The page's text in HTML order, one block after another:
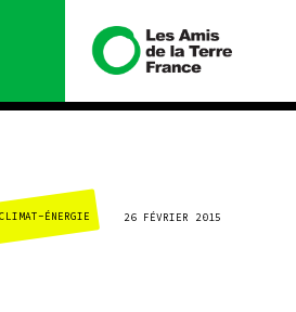
Nous
connaître
CLIMAT-ÉNERGIE 26 FÉVRIER 2015